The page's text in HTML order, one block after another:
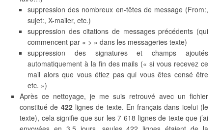
suppression des nombreux en-têtes de message (From:,
sujet:, X-mailer, etc.)
suppression des citations de messages précédents (qui
commencent par « > » dans les messageries texte)
suppression des signatures et champs ajoutés
automatiquement à la fin des mails (« si vous recevez ce
mail alors que vous étiez pas qui vous êtes censé être
etc. »)
Après ce nettoyage, je me suis retrouvé avec un fichier
constitué de 422lignes de texte. En français dans icelui (le
texte), cela signifie que sur les 7 618 lignes de texte que j’ai